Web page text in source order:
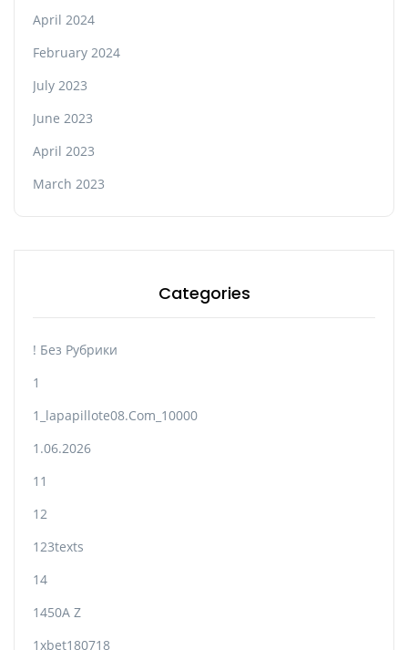
April 2024
February 2024
July 2023
June 2023
April 2023
March 2023
Categories
! Без Рубрики
1
1_lapapillote08.com_10000
1.06.2026
11
12
123texts
14
1450A Z
1xbet180718